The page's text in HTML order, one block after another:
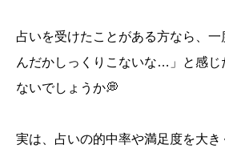
占いを受けたことがある方なら、
んだかしっくりこないな…」と感じ
ないでしょうか💭
実は、占いの的中率や満足度を大